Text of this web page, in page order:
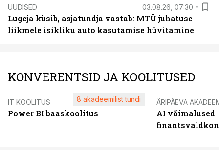
UUDISED 03.08.26, 07:30
Lugeja küsib, asjatundja vastab: MTÜ juhatuse
liikmele isikliku auto kasutamise hüvitamine
KONVERENTSID JA KOOLITUSED
IT KOOLITUS
Power BI baaskoolitus
8 akadeemilist tundi ÄRIPÄEVA
AI võimalused